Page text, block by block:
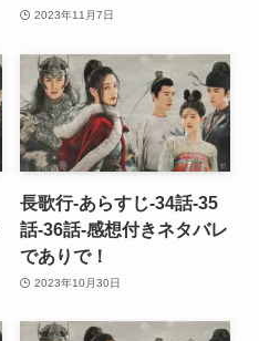
2023年11月7日
長歌行-あらすじ-34話-35
話-36話-感想付きネタバレ
でありで！
2023年10月30日